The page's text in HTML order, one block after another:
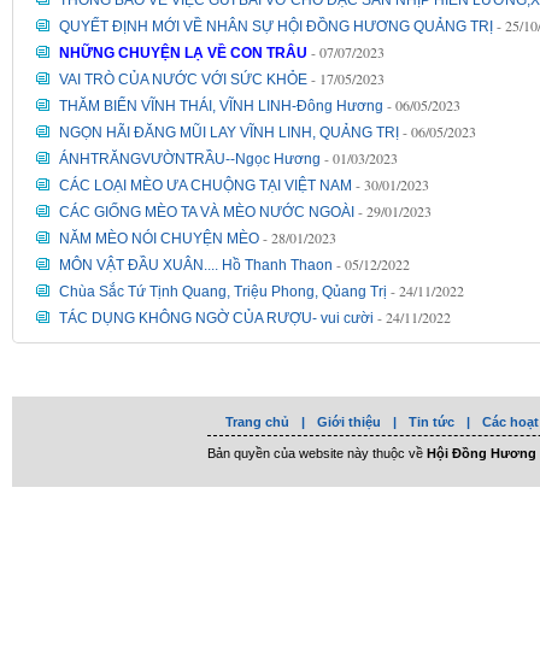
QUYẾT ĐỊNH MỚI VỀ NHÂN SỰ HỘI ĐỒNG HƯƠNG QUẢNG TRỊ - 25/
NHỮNG CHUYỆN LẠ VỀ CON TRÂU - 07/07/2023
VAI TRÒ CỦA NƯỚC VỚI SỨC KHỎE - 17/05/2023
THĂM BIỂN VĨNH THÁI, VĨNH LINH-Đông Hương - 06/05/2023
NGỌN HÃI ĐĂNG MŨI LAY VĨNH LINH, QUẢNG TRỊ - 06/05/2023
ÁNHTRĂNGVƯỜNTRẦU--Ngọc Hương - 01/03/2023
CÁC LOẠI MÈO ƯA CHUỘNG TẠI VIỆT NAM - 30/01/2023
CÁC GIỐNG MÈO TA VÀ MÈO NƯỚC NGOÀI - 29/01/2023
NĂM MÈO NÓI CHUYỆN MÈO - 28/01/2023
MÔN VẬT ĐẦU XUÂN.... Hồ Thanh Thaon - 05/12/2022
Chùa Sắc Tứ Tịnh Quang, Triệu Phong, Qủang Trị - 24/11/2022
TÁC DỤNG KHÔNG NGỜ CỦA RƯỢU- vui cười - 24/11/2022
Trang chủ | Giới thiệu | Tin tức | Các
Bản quyền của website này thuộc về Hội Đồng Hương